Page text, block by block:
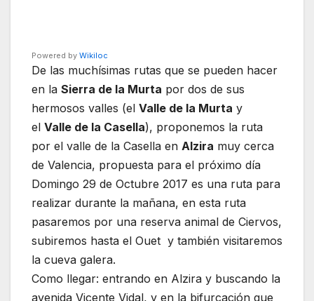
Powered by Wikiloc
De las muchísimas rutas que se pueden hacer
en la Sierra de la Murta por dos de sus
hermosos valles (el Valle de la Murta y
el Valle de la Casella), proponemos la ruta
por el valle de la Casella en Alzira muy cerca
de Valencia, propuesta para el próximo día
Domingo 29 de Octubre 2017 es una ruta para
realizar durante la mañana, en esta ruta
pasaremos por una reserva animal de Ciervos,
subiremos hasta el Ouet y también visitaremos
la cueva galera.
Como llegar: entrando en Alzira y buscando la
avenida Vicente Vidal, y en la bifurcación que